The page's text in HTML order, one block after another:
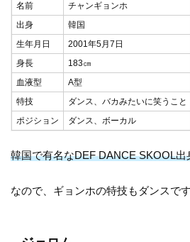
名前
チャンギョンホ
出身
韓国
生年月日
2001年5月7日
身長
183㎝
血液型
A型
特技
ダンス、バカみたいに笑うこと
ポジション
ダンス、ボーカル
韓国で有名なDEF DANCE SKOOL出
なので、ギョンホの特技もダンスです